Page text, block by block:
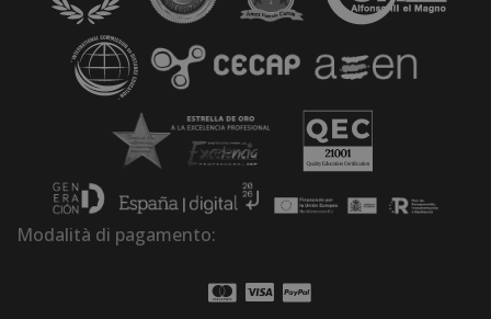
Modalità di pagamento: